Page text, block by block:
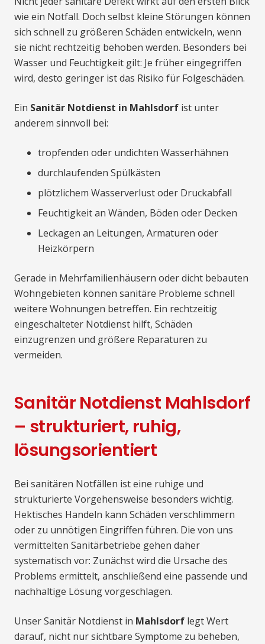
wie ein Notfall. Doch selbst kleine Störungen können
sich schnell zu größeren Schäden entwickeln, wenn
sie nicht rechtzeitig behoben werden. Besonders bei
Wasser und Feuchtigkeit gilt: Je früher eingegriffen
wird, desto geringer ist das Risiko für Folgeschäden.
Ein Sanitär Notdienst in Mahlsdorf ist unter
anderem sinnvoll bei:
tropfenden oder undichten Wasserhähnen
durchlaufenden Spülkästen
plötzlichem Wasserverlust oder Druckabfall
Feuchtigkeit an Wänden, Böden oder Decken
Leckagen an Leitungen, Armaturen oder
Heizkörpern
Gerade in Mehrfamilienhäusern oder dicht bebauten
Wohngebieten können sanitäre Probleme schnell
weitere Wohnungen betreffen. Ein rechtzeitig
eingeschalteter Notdienst hilft, Schäden
einzugrenzen und größere Reparaturen zu
vermeiden.
Sanitär Notdienst Mahlsdorf
– strukturiert, ruhig,
lösungsorientiert
Bei sanitären Notfällen ist eine ruhige und
strukturierte Vorgehensweise besonders wichtig.
Hektisches Handeln kann Schäden verschlimmern
oder zu unnötigen Eingriffen führen. Die von uns
vermittelten Sanitärbetriebe gehen daher
systematisch vor: Zunächst wird die Ursache des
Problems ermittelt, anschließend eine passende und
nachhaltige Lösung vorgeschlagen.
Unser Sanitär Notdienst in Mahlsdorf legt Wert
darauf, nicht nur sichtbare Symptome zu beheben,